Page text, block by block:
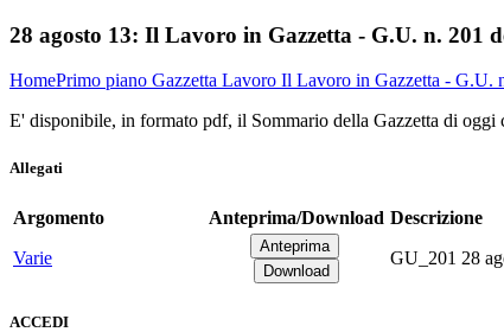
28 agosto 13: Il Lavoro in Gazzetta - G.U. n. 201
HomePrimo piano Gazzetta Lavoro Il Lavoro in Gazzetta - G.U.
E' disponibile, in formato pdf, il Sommario della Gazzetta di
Allegati
Argomento Anteprima/Download Descrizione
Varie
GU_201 28
ACCEDI